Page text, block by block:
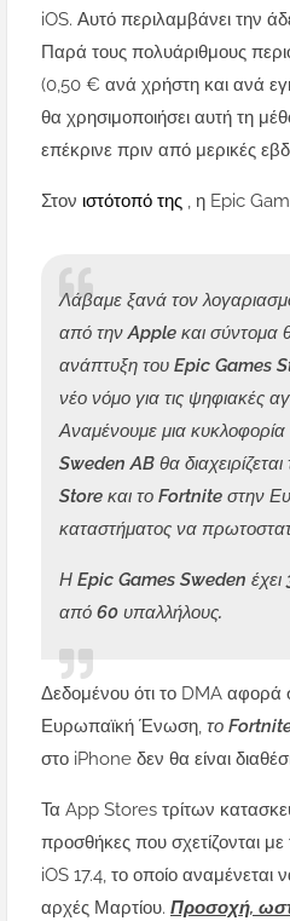
iOS. Αυτό περιλαμβάνει την
Παρά τους πολυάριθμους
(0,50 € ανά χρήστη και ανά
θα χρησιμοποιήσει αυτή τη
επέκρινε πριν από μερικές
Στον ιστότοπό της , η Epic
Λάβαμε ξανά τον
από την Apple και σύντομα
ανάπτυξη του Epic Games
νέο νόμο για τις ψηφιακές
Αναμένουμε μια
Sweden AB θα
Store και το Fortnite στην
καταστήματος να
Η Epic Games Sweden έχει
από 60 υπαλλήλους.
Δεδομένου ότι το DMA αφορά
Ευρωπαϊκή Ένωση, το
στο iPhone δεν θα είναι
Τα App Stores τρίτων
προσθήκες που σχετίζονται
iOS 17.4, το οποίο αναμένεται
αρχές Μαρτίου. Προσοχή,